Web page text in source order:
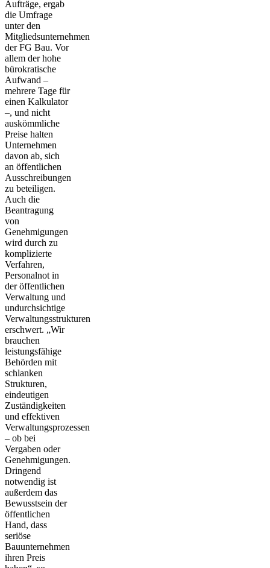
Aufträge, ergab
die Umfrage
unter den
Mitgliedsunternehmen
der FG Bau. Vor
allem der hohe
bürokratische
Aufwand –
mehrere Tage für
einen Kalkulator
–, und nicht
auskömmliche
Preise halten
Unternehmen
davon ab, sich
an öffentlichen
Ausschreibungen
zu beteiligen.
Auch die
Beantragung
von
Genehmigungen
wird durch zu
komplizierte
Verfahren,
Personalnot in
der öffentlichen
Verwaltung und
undurchsichtige
Verwaltungsstrukturen
erschwert. „Wir
brauchen
leistungsfähige
Behörden mit
schlanken
Strukturen,
eindeutigen
Zuständigkeiten
und effektiven
Verwaltungsprozessen
– ob bei
Vergaben oder
Genehmigungen.
Dringend
notwendig ist
außerdem das
Bewusstsein der
öffentlichen
Hand, dass
seriöse
Bauunternehmen
ihren Preis